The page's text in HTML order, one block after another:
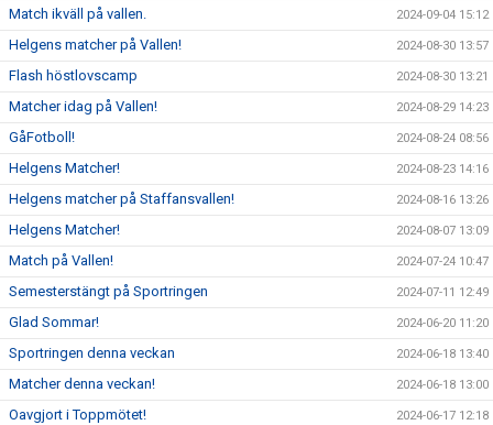
Match ikväll på vallen. 2024-09-04 15:12
Helgens matcher på Vallen! 2024-08-30 13:57
Flash höstlovscamp 2024-08-30 13:21
Matcher idag på Vallen! 2024-08-29 14:23
GåFotboll! 2024-08-24 08:56
Helgens Matcher! 2024-08-23 14:16
Helgens matcher på Staffansvallen! 2024-08-16 13:26
Helgens Matcher! 2024-08-07 13:09
Match på Vallen! 2024-07-24 10:47
Semesterstängt på Sportringen 2024-07-11 12:49
Glad Sommar! 2024-06-20 11:20
Sportringen denna veckan 2024-06-18 13:40
Matcher denna veckan! 2024-06-18 13:00
Oavgjort i Toppmötet! 2024-06-17 12:18